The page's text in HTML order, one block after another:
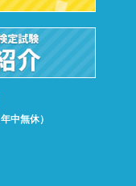
中無休）